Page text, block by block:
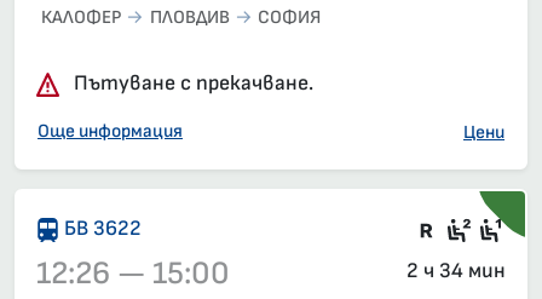
КАЛОФЕР ПЛОВДИВ СОФИЯ
Пътуване с прекачване.
Още информация Цени
БВ 3622 Влак
12:26 — 15:00 2 ч 34 мин